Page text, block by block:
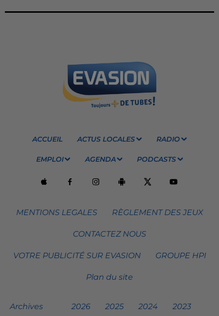
ACCUEIL ACTUS LOCALES RADIO
EMPLOI AGENDA PODCASTS
MENTIONS LEGALES RÈGLEMENT DES JEUX
CONTACTEZ NOUS
VOTRE PUBLICITÉ SUR EVASION GROUPE HPI
Plan du site
Archives 2026 2025 2024 2023